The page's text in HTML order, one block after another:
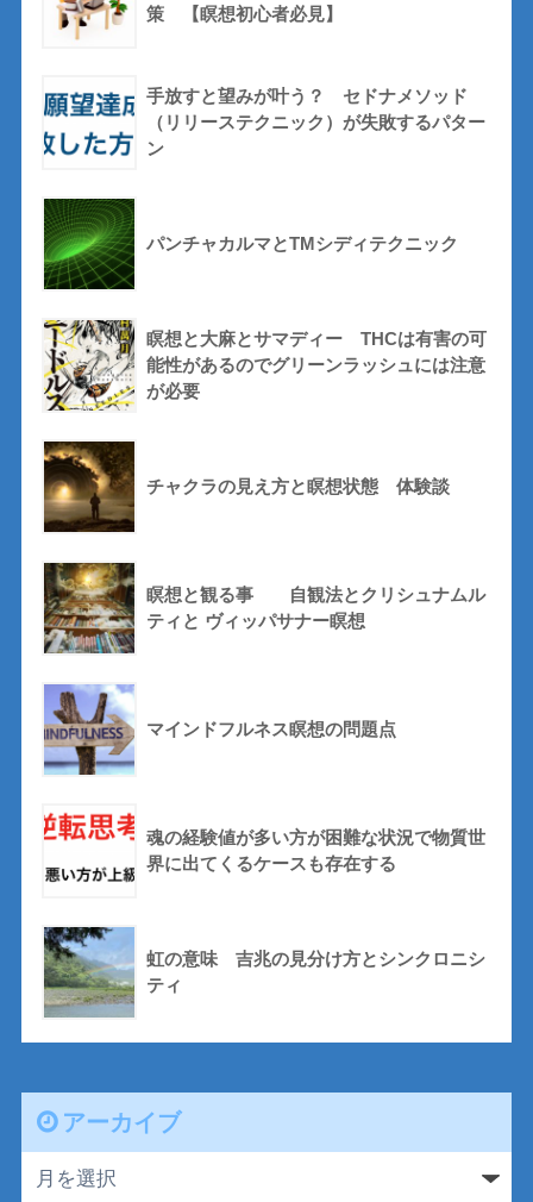
策 【瞑想初心者必見】
手放すと望みが叶う？ セドナメソッド
（リリーステクニック）が失敗するパター
ン
パンチャカルマとTMシディテクニック
瞑想と大麻とサマディー THCは有害の可
能性があるのでグリーンラッシュには注意
が必要
チャクラの見え方と瞑想状態 体験談
瞑想と観る事 自観法とクリシュナムル
ティと ヴィッパサナー瞑想
マインドフルネス瞑想の問題点
魂の経験値が多い方が困難な状況で物質世
界に出てくるケースも存在する
虹の意味 吉兆の見分け方とシンクロニシ
ティ
アーカイブ